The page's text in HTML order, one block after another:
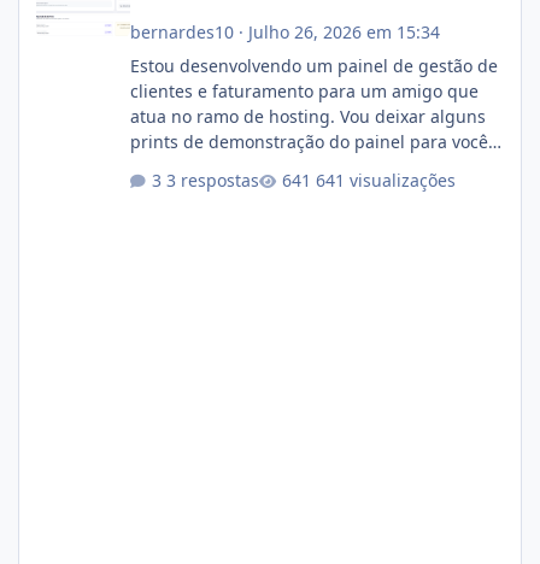
bernardes10· Julho 26, 2026 em 15:34
Estou desenvolvendo um painel de gestão de
clientes e faturamento para um amigo que
atua no ramo de hosting. Vou deixar alguns
prints de demonstração do painel para vocês
com cerca de 80% concluído e conta com
3 respostas 641 visualizações